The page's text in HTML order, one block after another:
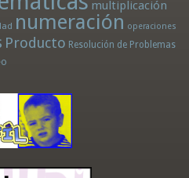
multiplicación
numeración operaciones
Producto Resolución de Problemas